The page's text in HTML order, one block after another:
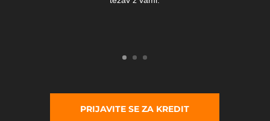
PRIJAVITE SE ZA KREDIT